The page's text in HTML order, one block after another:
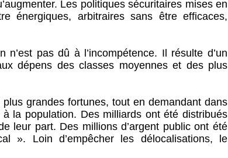
Les politiques sécuritaires mises en
énergiques, arbitraires sans être efficaces,
pas dû à l’incompétence. Il résulte d’un
dépens des classes moyennes et des plus
grandes fortunes, tout en demandant dans
la population. Des milliards ont été distribués
leur part. Des millions d’argent public ont été
». Loin d’empêcher les délocalisations, le